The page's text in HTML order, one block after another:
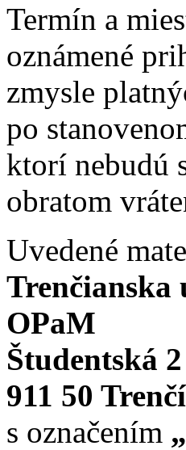
Termín a
oznámené
zmysle
po
ktorí nebudú
obratom
Uvedené
Trenčianska
OPaM
Študentská 2
911 50
s označením